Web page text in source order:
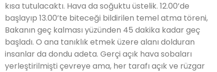
kısa tutulacaktı. Hava da soğuktu üstelik. 12.00’de
başlayıp 13.00’te biteceği bildirilen temel atma töreni,
Bakanın geç kalması yüzünden 45 dakika kadar geç
başladı. O ana tanıklık etmek üzere alanı dolduran
insanlar da dondu adeta. Gerçi açık hava sobaları
yerleştirilmişti çevreye ama, her tarafı açık ve rüzgar